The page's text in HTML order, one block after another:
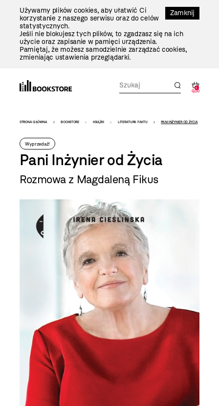
Zamknij
Używamy plików cookies, aby ułatwić Ci
korzystanie z naszego serwisu oraz do celów
statystycznych.
Jeśli nie blokujesz tych plików, to zgadzasz się na ich
użycie oraz zapisanie w pamięci urządzenia.
Pamiętaj, że możesz samodzielnie zarządzać cookies,
zmieniając ustawienia przeglądarki.
0
0,00
Bookstore
-
szablon
szczegóły
STRONA GŁÓWNA BOOKSTORE KSIĄŻKI LITERATURA FAKTU PANI INŻYNIER OD ŻYCIA
Wyprzedaż!
Pani Inżynier od Życia
Rozmowa z Magdaleną Fikus